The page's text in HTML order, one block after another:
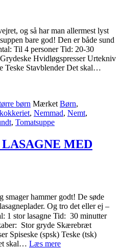
og så har man allermest lyst
bare god! Den er både sund
Til 4 personer Tid: 20-30
Hvidløgspresser Urtekniv
Teske Stavblender Det skal…
børn Mærket Børn,
, Nemmad, Nemt,
, Tomatsuppe
MED
smager hammer godt! De søde
Og tro det eller ej –
1 stor lasagne Tid: 30 minutter
Stor gryde Skærebræt
Spiseske (spsk) Teske (tsk)
skal… Læs mereSØD